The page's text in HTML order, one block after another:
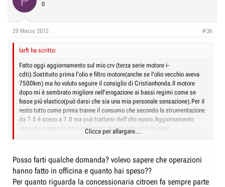
0
20 Marzo 2012 #36
larft ha scritto:
Fatto oggi aggiornamento sul mio crv (terza serie motore i-
cdti).Sostituito prima l'olio e filtro motore(anche se l'olio vecchio aveva
7500km) ma ho voluto seguire il consiglio di Cristianhonda.Il motore
dopo mi è sembrato migliore nell'erogazione ai bassi regimi come se
fosse più elastico(può darsi che sia una mia personale sensazione).Per il
resto tutto come prima tranne il consumo che secondo la strumentazione
da 7.5 è sceso a 7.0 ma può trattarsi dell'olio nuovo.Aggiornamento
eseguito presso la concessionaria Autolevante di Frosinone
.Concessionaria che si è integrata con il marchio Citroen è diventata più
Clicca per allargare...
Posso farti qualche domanda? volevo sapere che operazioni
hanno fatto in officina e quanto hai speso??
Per quanto riguarda la concessionaria citroen fa sempre parte